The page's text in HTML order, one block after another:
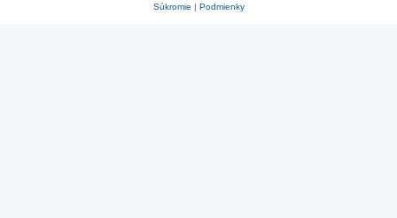
Súkromie | Podmienky